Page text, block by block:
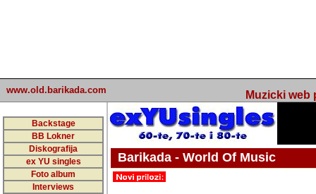
www.old.barikada.com Muzicki web
Backstage
BB Lokner
Diskografija
ex YU singles
Foto album
Interviews
Barikada - World Of Music